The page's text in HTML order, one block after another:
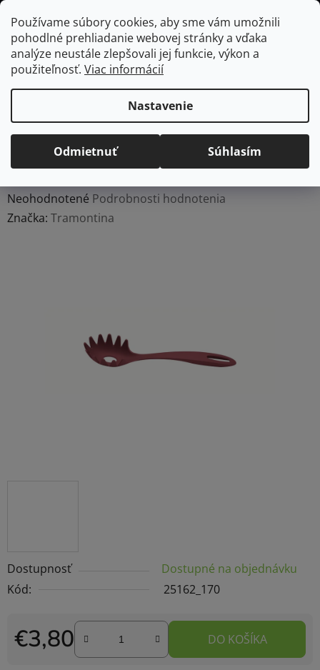
Používame súbory cookies, aby sme vám umožnili
pohodlné prehliadanie webovej stránky a vďaka
analýze neustále zlepšovali jej funkcie, výkon a
použiteľnosť. Viac informácií
Nastavenie
Odmietnuť Súhlasím
Prejsť
na
obsah
Hľadať
Domov
/ Vybavenie do jedálne / Stolovanie / Príbory / Heureka.sk |
Bývanie a doplnky | Bytové doplnky | Doplnky do kuchyne |
Stolovanie | Príbory
- červená
Dostupnosť
Dostupné na objednávku
Kód:
25162_170
€3,80
Jednotková cena:
DO KOŠÍKA
Tramontina Ability
naberačka na špagety -
červená
Priemerné
hodnotenie
Neohodnotené Podrobnosti hodnotenia
Značka: Tramontina